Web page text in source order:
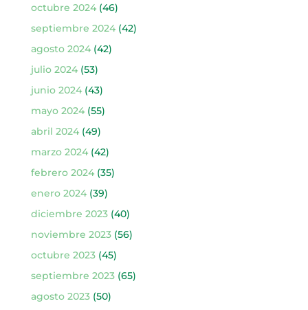
octubre 2024(46)
septiembre 2024(42)
agosto 2024(42)
julio 2024(53)
junio 2024(43)
mayo 2024(55)
abril 2024(49)
marzo 2024(42)
febrero 2024(35)
enero 2024(39)
diciembre 2023(40)
noviembre 2023(56)
octubre 2023(45)
septiembre 2023(65)
agosto 2023(50)